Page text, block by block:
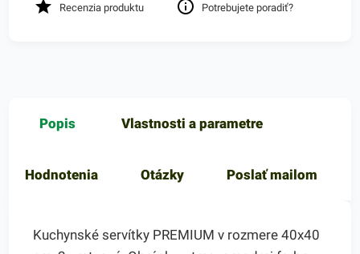
Recenzia produktu Potrebujete poradiť?
Popis Vlastnosti a parametre
Hodnotenia Otázky Poslať mailom
Kuchynské servítky PREMIUM v rozmere 40x40